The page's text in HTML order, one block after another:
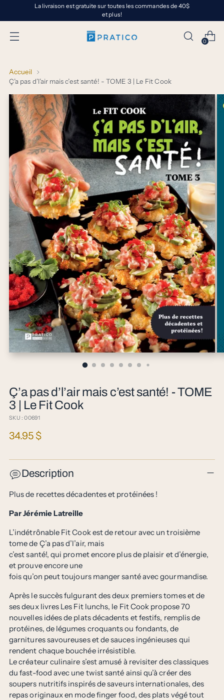
0
La livraison est gratuite sur toutes les commandes de 40$
et plus!
Accueil
Ç’a pas d’l’air mais c’est santé! - TOME 3 | Le Fit Cook
Ç’a pas d’l’air mais c’est santé! - TOME
3 | Le Fit Cook
SKU : 00691
Prix
34.95 $
Description
Plus de recettes décadentes et protéinées !
Par Jérémie Latreille
L’indétrônable Fit Cook est de retour avec un troisième
tome de Ç’a pas d’l’air, mais
c’est santé!, qui promet encore plus de plaisir et d’énergie,
et prouve encore une
fois qu’on peut toujours manger santé avec gourmandise.
Après le succès fulgurant des deux premiers tomes et de
ses deux livres Les Fit lunchs, le Fit Cook propose 70
nouvelles idées de plats décadents et festifs, remplis de
protéines, de légumes croquants ou fondants, de
garnitures savoureuses et de sauces ingénieuses qui
rendent chaque bouchée irrésistible.
Le créateur culinaire s’est amusé à revisiter des classiques
du fast-food avec une twist santé ainsi qu’à créer des
soupers nutritifs inspirés de saveurs internationales, des
repas originaux en mode finger food, des plats végé tout